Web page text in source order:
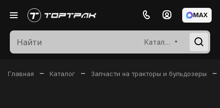
Каталог
MAX
Главная – Каталог – Запчасти на тракторы и бульдозеры –